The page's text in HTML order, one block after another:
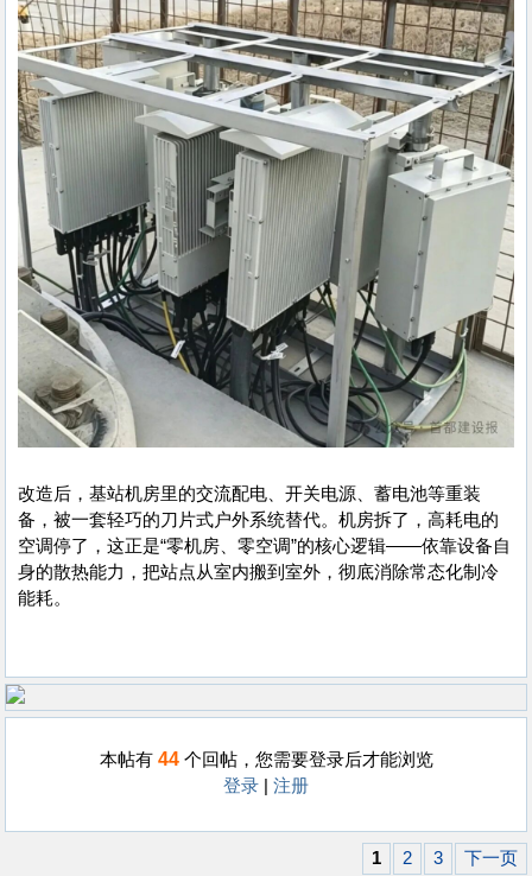
改造后，基站机房里的交流配电、开关电源、蓄电池等重装
备，被一套轻巧的刀片式户外系统替代。机房拆了，高耗电的
空调停了，这正是“零机房、零空调”的核心逻辑——依靠设备自
身的散热能力，把站点从室内搬到室外，彻底消除常态化制冷
能耗。
本帖有 44个回帖，您需要登录后才能浏览
登录
注册
1 2 3 下一页